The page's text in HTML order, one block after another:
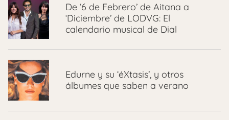
De ‘6 de Febrero’ de Aitana a
‘Diciembre’ de LODVG: El
calendario musical de Dial
Edurne y su ‘éXtasis’, y otros
álbumes que saben a verano